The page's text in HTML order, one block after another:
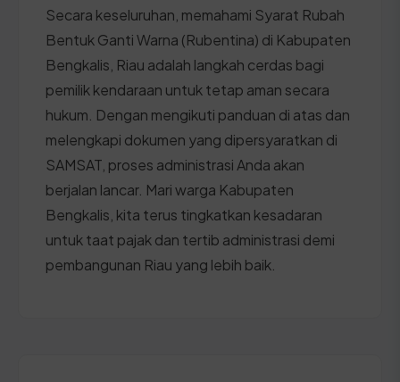
Secara keseluruhan, memahami Syarat Rubah
Bentuk Ganti Warna (Rubentina) di Kabupaten
Bengkalis, Riau adalah langkah cerdas bagi
pemilik kendaraan untuk tetap aman secara
hukum. Dengan mengikuti panduan di atas dan
melengkapi dokumen yang dipersyaratkan di
SAMSAT, proses administrasi Anda akan
berjalan lancar. Mari warga Kabupaten
Bengkalis, kita terus tingkatkan kesadaran
untuk taat pajak dan tertib administrasi demi
pembangunan Riau yang lebih baik.